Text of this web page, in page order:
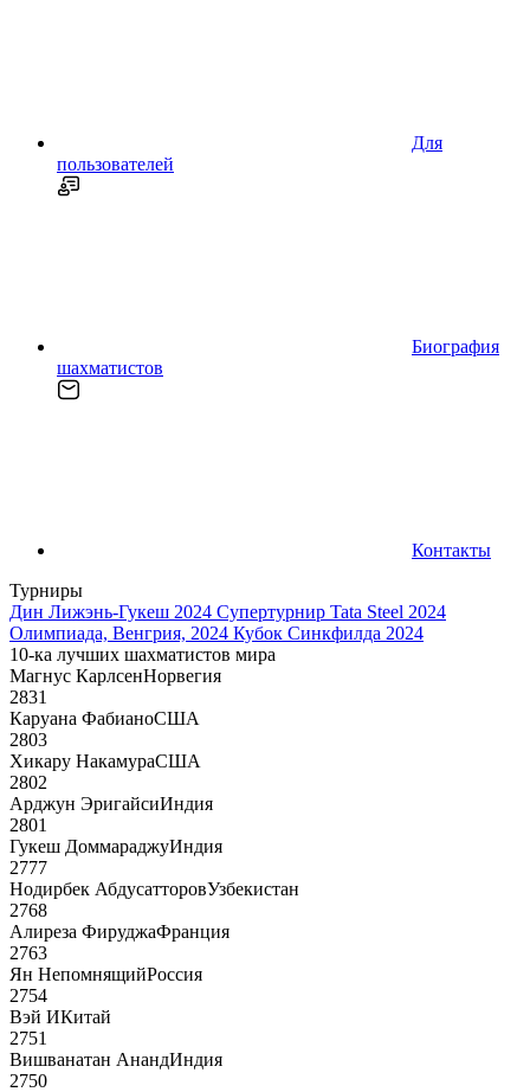
Для
пользователей
Биография
шахматистов
Контакты
Турниры
Дин Лижэнь-Гукеш 2024 Супертурнир Tata Steel 2024
Олимпиада, Венгрия, 2024 Кубок Синкфилда 2024
10-ка лучших шахматистов мира
Магнус КарлсенНорвегия
2831
Каруана ФабианоСША
2803
Хикару НакамураСША
2802
Арджун ЭригайсиИндия
2801
Гукеш ДоммараджуИндия
2777
Нодирбек АбдусатторовУзбекистан
2768
Алиреза ФируджаФранция
2763
Ян НепомнящийРоссия
2754
Вэй ИКитай
2751
Вишванатан АнандИндия
2750